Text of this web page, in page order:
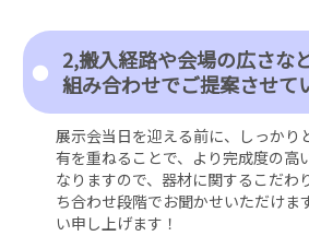
2,搬入経路や会場の広さな
組み合わせでご提案させて
展示会当日を迎える前に、しっかり
有を重ねることで、より完成度の高
なりますので、器材に関するこだわ
ち合わせ段階でお聞かせいただけま
い申し上げます！